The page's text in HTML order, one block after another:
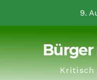
9.
Bürger
Kritisch